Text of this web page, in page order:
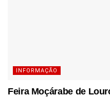
INFORMAÇÃO
Feira Moçárabe de